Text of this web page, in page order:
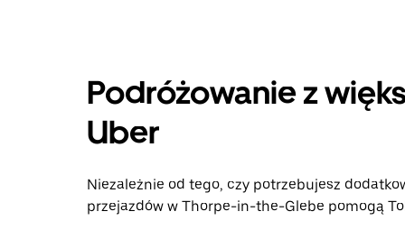
Podróżowanie z
Uber
Niezależnie od tego, czy potrzebujesz
przejazdów w Thorpe-in-the-Glebe pomogą